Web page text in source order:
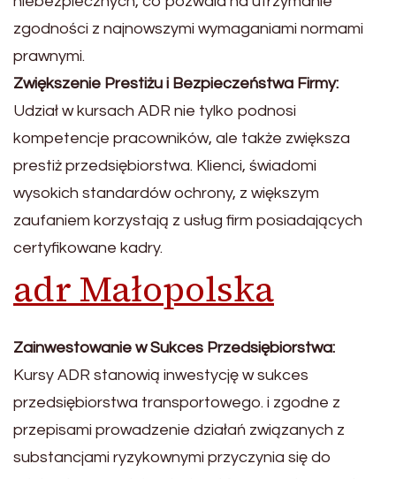
zgodności z najnowszymi wymaganiami normami
prawnymi.
Zwiększenie Prestiżu i Bezpieczeństwa Firmy:
Udział w kursach ADR nie tylko podnosi
kompetencje pracowników, ale także zwiększa
prestiż przedsiębiorstwa. Klienci, świadomi
wysokich standardów ochrony, z większym
zaufaniem korzystają z usług firm posiadających
certyfikowane kadry.
adr Małopolska
Zainwestowanie w Sukces Przedsiębiorstwa:
Kursy ADR stanowią inwestycję w sukces
przedsiębiorstwa transportowego. i zgodne z
przepisami prowadzenie działań związanych z
substancjami ryzykownymi przyczynia się do